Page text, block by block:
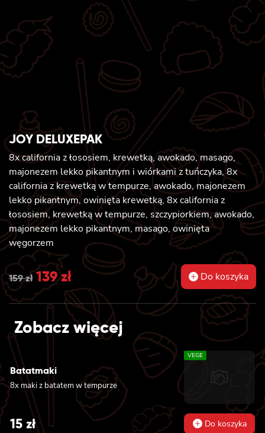
JOY DELUXEPAK
8x california z łososiem, krewetką, awokado, masago,
majonezem lekko pikantnym i wiórkami z tuńczyka, 8x
california z krewetką w tempurze, awokado, majonezem
lekko pikantnym, owinięta krewetką, 8x california z
łososiem, krewetką w tempurze, szczypiorkiem, awokado,
majonezem lekko pikantnym, masago, owinięta
węgorzem
159zł Original
price
139złCurrent
price
is:
139 zł.
Do koszyka
Zobacz więcej
Batatmaki
8x maki z batatem w tempurze
VEGE
15 zł Do koszyka